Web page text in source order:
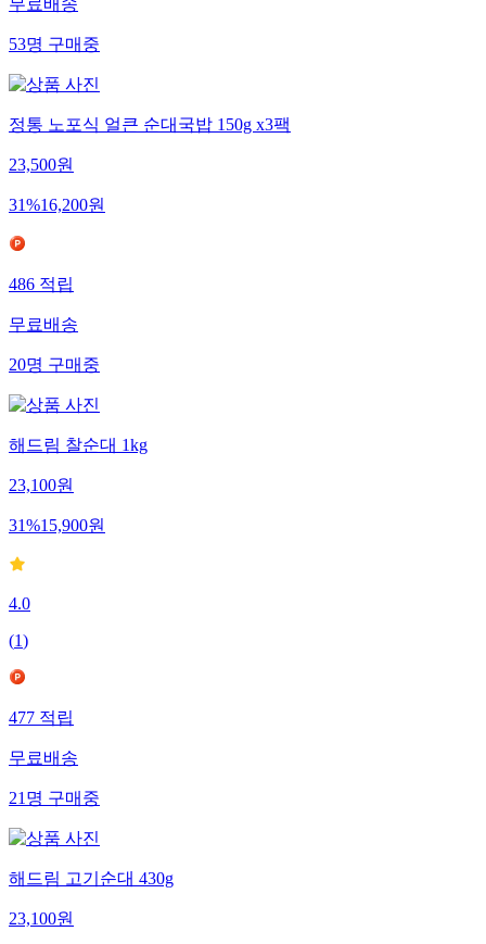
무료배송
53명구매중
정통 노포식 얼큰 순대국밥 150g x3팩
23,500원
31%16,200원
486적립
무료배송
20명구매중
해드림 찰순대 1kg
23,100원
31%15,900원
4.0
(1)
477적립
무료배송
21명구매중
해드림 고기순대 430g
23,100원